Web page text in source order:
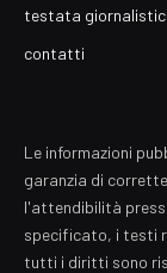
testata
contatti
Le informazioni
garanzia di
l'attendibilità
specificato, i testi
tutti i diritti sono